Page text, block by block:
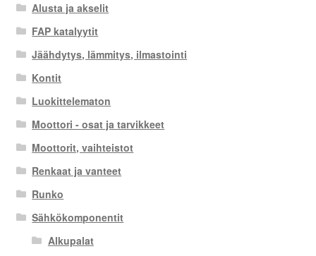
Alusta ja akselit
FAP katalyytit
Jäähdytys, lämmitys, ilmastointi
Kontit
Luokittelematon
Moottori - osat ja tarvikkeet
Moottorit, vaihteistot
Renkaat ja vanteet
Runko
Sähkökomponentit
Alkupalat